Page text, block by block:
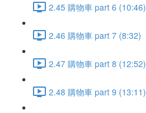
2.45 購物車 part 6 (10:46)
2.46 購物車 part 7 (8:32)
2.47 購物車 part 8 (12:52)
2.48 購物車 part 9 (13:11)